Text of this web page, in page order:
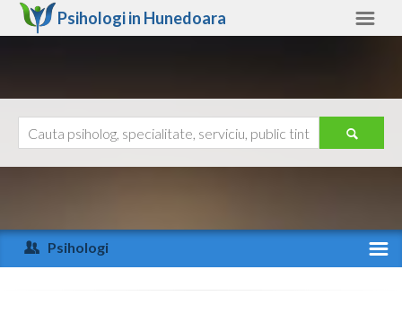
Psihologi in Hunedoara
Arad
Arges
Ajutor
Psihologi